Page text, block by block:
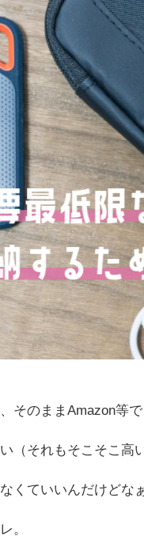
そのままAmazon等
（それもそこそこ高
くていいんだけどなぁ
。